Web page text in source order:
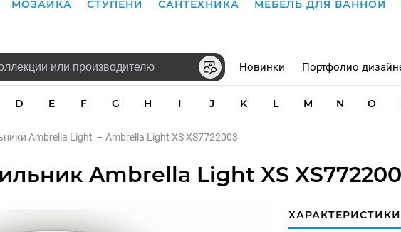
МОЗАИКА СТУПЕНИ САНТЕХНИКА МЕБЕЛЬ ДЛЯ ВАННОЙ
Новинки Портфолио
D E F G H I J K L M N O
Ambrella Light – Ambrella Light XS XS7722003
Ambrella Light XS
ХАРАКТЕРИСТИКИ